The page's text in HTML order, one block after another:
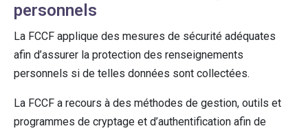
personnels
La FCCF applique des mesures de sécurité adéquates
afin d’assurer la protection des renseignements
personnels si de telles données sont collectées.
La FCCF a recours à des méthodes de gestion, outils et
programmes de cryptage et d’authentification afin de